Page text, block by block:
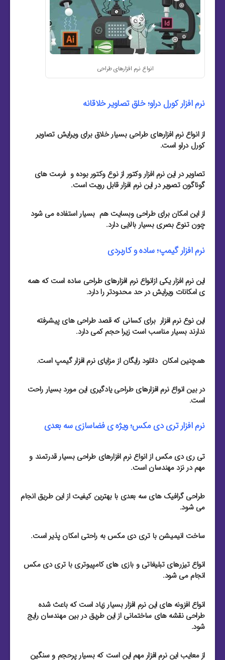
انواع نرم افزارهای طراحی
نرم افزار کورل دراو؛ خلق تصاویر خلاقانه
از انواع نرم افزارهای طراحی بسیار خلاق برای ویرایش تصاویر
کورل دراو است.
تصاویر در این نرم افزار وکتور از نوع وکتور بوده و فرمت های
گوناگون تصویر در این نرم افزار قابل رویت است.
از این امکان برای طراحی وبسایت هم بسیار استفاده می شود
چون تنوع بصری بسیار بالایی دارد.
نرم افزار گیمپ؛ ساده و کاربردی
این نرم افزار یکی ازانواع نرم افزارهای طراحی ساده است که همه
ی امکانات ویرایش در حد محدودتر را دارد.
این نوع نرم افزار برای کسانی که قصد طراحی های پیشرفته
ندارند بسیار مناسب است زیرا حجم کمی دارد.
همچنین امکان دانلود رایگان از مزایای نرم افزار گیمپ است.
در بین انواع نرم افزارهای طراحی یادگیری این مورد بسیار راحت
است.
نرم افزار تری دی مکس؛ ویژه ی فضاسازی سه بعدی
تی ری دی مکس از انواع نرم افزارهای طراحی بسیار قدرتمند و
مهم در نزد مهندسان است.
طراحی گرافیک های سه بعدی با بهترین کیفیت از این طریق انجام
می شود.
ساخت انیمیشن با تری دی مکس به راحتی امکان پذیر است.
انواع تیزرهای تبلیغاتی و بازی های کامپیوتری با تری دی مکس
انجام می شود.
انواع افزونه های این نرم افزار بسیار زیاد است که باعث شده
طراحی نقشه های ساختمانی از این طریق در بین مهندسان رایج
شود.
از معایب این نرم افزار مهم این است که بسیار پرحجم و سنگین